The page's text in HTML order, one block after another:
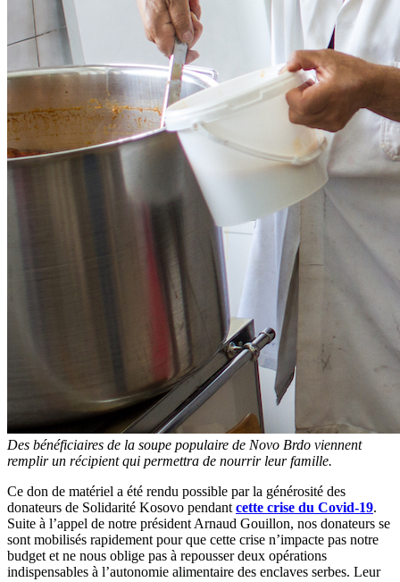
Des bénéficiaires de la soupe populaire de Novo Brdo viennent
remplir un récipient qui permettra de nourrir leur famille.
Ce don de matériel a été rendu possible par la générosité des
donateurs de Solidarité Kosovo pendant cette crise du Covid-19.
Suite à l’appel de notre président Arnaud Gouillon, nos donateurs se
sont mobilisés rapidement pour que cette crise n’impacte pas notre
budget et ne nous oblige pas à repousser deux opérations
indispensables à l’autonomie alimentaire des enclaves serbes. Leur